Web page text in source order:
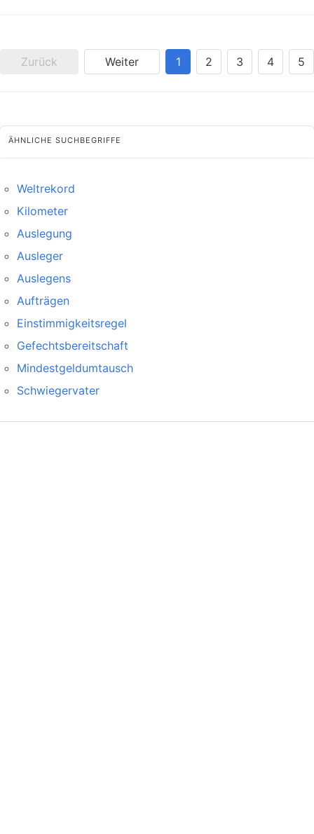
Zurück Weiter 1 2 3 4 5
ÄHNLICHE SUCHBEGRIFFE
Weltrekord
Kilometer
Auslegung
Ausleger
Auslegens
Aufträgen
Einstimmigkeitsregel
Gefechtsbereitschaft
Mindestgeldumtausch
Schwiegervater